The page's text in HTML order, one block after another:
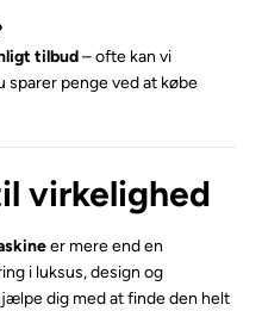
tilbud– ofte kan vi
penge ved at købe
virkelighed
er mere end en
i luksus, design og
dig med at finde den helt